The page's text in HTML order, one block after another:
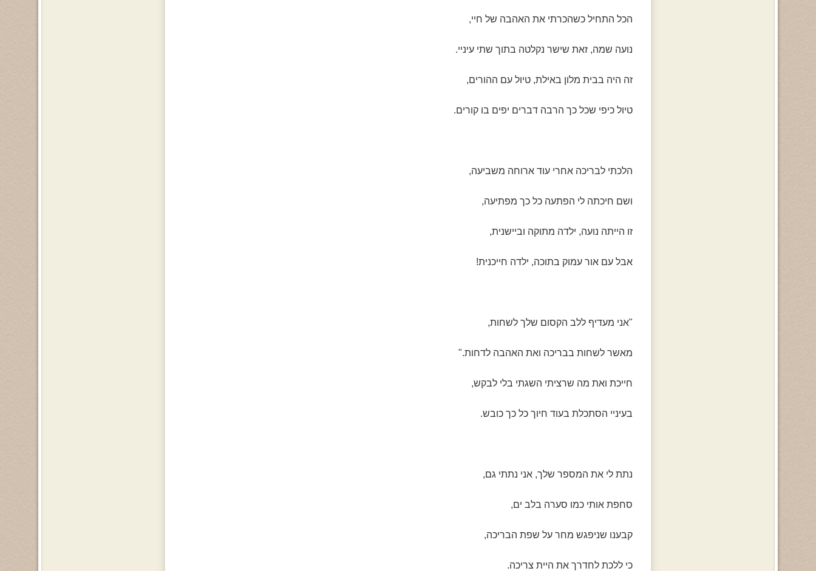
הכל התחיל כשהכרתי את האהבה של חיי,
נועה שמה, זאת שישר נקלטה בתוך שתי עיניי.
זה היה בבית מלון באילת, טיול עם ההורים,
טיול כיפי שכל כך הרבה דברים יפים בו קורים.
הלכתי לבריכה אחרי עוד ארוחה משביעה,
ושם חיכתה לי הפתעה כל כך מפתיעה,
זו הייתה נועה, ילדה מתוקה וביישנית,
אבל עם אור עמוק בתוכה, ילדה חייכנית!
"אני מעדיף ללב הקסום שלך לשחות,
מאשר לשחות בבריכה ואת האהבה לדחות."
חייכת ואת מה שרציתי השגתי בלי לבקש,
בעיניי הסתכלת בעוד חיוך כל כך כובש.
נתת לי את המספר שלך, אני נתתי גם,
סחפת אותי כמו סערה בלב ים,
קבענו שניפגש מחר על שפת הבריכה,
כי ללכת לחדרך את היית צריכה.